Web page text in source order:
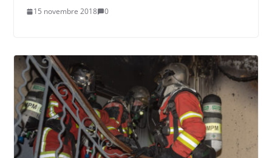
15 novembre 2018 0